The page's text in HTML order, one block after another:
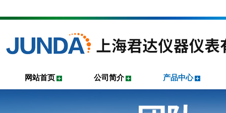
网站首页 公司简介 产品中心